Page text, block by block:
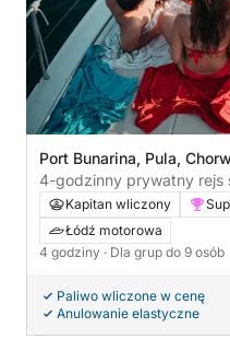
Port Bunarina, Pula,
4-godzinny prywatny rejs
Kapitan wliczony
Łódź motorowa
4 godziny · Dla grup do 9 osób
Paliwo wliczone w cenę
Anulowanie elastyczne